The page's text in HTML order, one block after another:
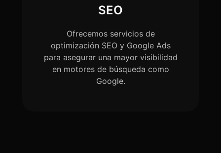
SEO
Ofrecemos servicios de
optimización SEO y Google Ads
para asegurar una mayor visibilidad
en motores de búsqueda como
Google.